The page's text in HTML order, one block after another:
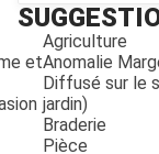
et
Agriculture
Anomalie
Diffusé sur le
jardin)
Braderie
Pièce